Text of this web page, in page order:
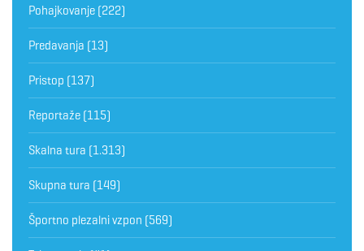
Pohajkovanje (222)
Predavanja (13)
Pristop (137)
Reportaže (115)
Skalna tura (1.313)
Skupna tura (149)
Športno plezalni vzpon (569)